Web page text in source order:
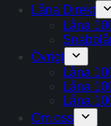
Låna Direkt
Låna
Övrigt
Låna
Låna
Låna
Om oss